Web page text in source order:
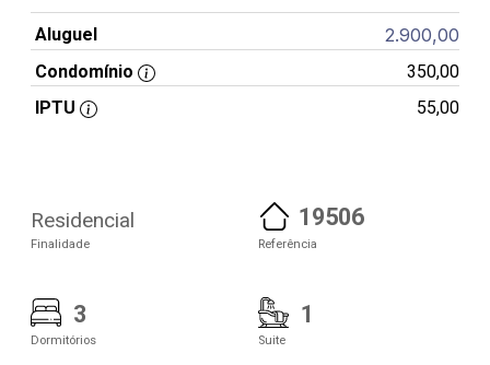
Aluguel 2.900,00
Condomínio
350,00
IPTU
55,00
Residencial
Finalidade
19506
Referência
3
Dormitórios
1
Suite